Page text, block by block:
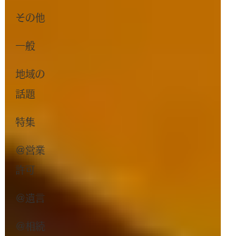
その他
一般
地域の
話題
特集
＠営業
許可
＠遺言
＠相続